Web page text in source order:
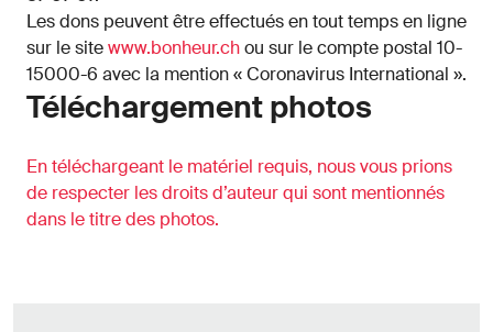
Les dons peuvent être effectués en tout temps en ligne
sur le sitewww.bonheur.chou sur le compte postal 10-
15000-6 avec la mention « Coronavirus International ».
Téléchargement photos
En téléchargeant le matériel requis, nous vous prions
de respecter les droits d’auteur qui sont mentionnés
dans le titre des photos.